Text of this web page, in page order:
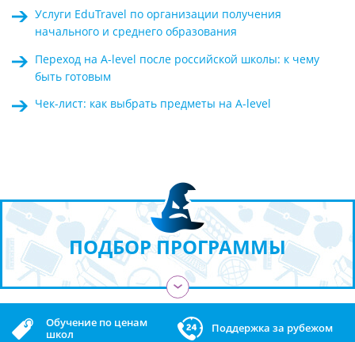
Услуги EduTravel по организации получения
начального и среднего образования
Переход на A-level после российской школы: к чему
быть готовым
Чек-лист: как выбрать предметы на A-level
ПОДБОР ПРОГРАММЫ
›
Обучение по ценам
школ
Поддержка за рубежом